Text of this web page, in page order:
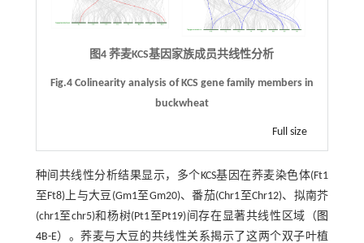
图4 荞麦KCS基因家族成员共线性分析
Fig.4 Colinearity analysis of KCS gene family members in
buckwheat
Full size
种间共线性分析结果显示，多个KCS基因在荞麦染色体(Ft1
至Ft8)上与大豆(Gm1至Gm20)、番茄(Chr1至Chr12)、拟南芥
(chr1至chr5)和杨树(Pt1至Pt19)间存在显著共线性区域（ 图
4B-E）。荞麦与大豆的共线性关系揭示了这两个双子叶植